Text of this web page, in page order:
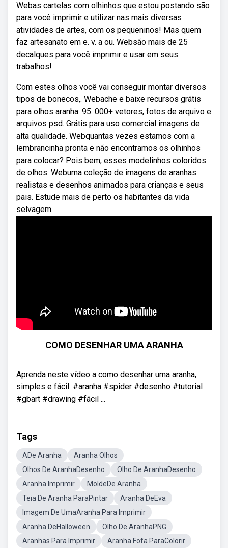
Webas cartelas com olhinhos que estou postando são
para você imprimir e utilizar nas mais diversas
atividades de artes, com os pequeninos! Mas quem
faz artesanato em e. v. a ou. Websão mais de 25
decalques para você imprimir e usar em seus
trabalhos!
Com estes olhos você vai conseguir montar diversos
tipos de bonecos,. Webache e baixe recursos grátis
para olhos aranha. 95. 000+ vetores, fotos de arquivo e
arquivos psd. Grátis para uso comercial imagens de
alta qualidade. Webquantas vezes estamos com a
lembrancinha pronta e não encontramos os olhinhos
para colocar? Pois bem, esses modelinhos coloridos
de olhos. Webuma coleção de imagens de aranhas
realistas e desenhos animados para crianças e seus
pais. Estude mais de perto os habitantes da vida
selvagem.
COMO DESENHAR UMA ARANHA
Aprenda neste vídeo a como desenhar uma aranha,
simples e fácil. #aranha #spider #desenho #tutorial
#gbart #drawing #fácil ...
Tags
ADe Aranha
Aranha Olhos
Olhos De AranhaDesenho
Olho De AranhaDesenho
Aranha Imprimir
MoldeDe Aranha
Teia De Aranha ParaPintar
Aranha DeEva
Imagem De UmaAranha Para Imprimir
Aranha DeHalloween
Olho De AranhaPNG
Aranhas Para Imprimir
Aranha Fofa ParaColorir